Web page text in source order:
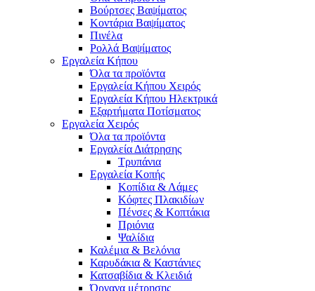
Βούρτσες Βαψίματος
Κοντάρια Βαψίματος
Πινέλα
Ρολλά Βαψίματος
Εργαλεία Κήπου
Όλα τα προϊόντα
Εργαλεία Κήπου Χειρός
Εργαλεία Κήπου Ηλεκτρικά
Εξαρτήματα Ποτίσματος
Εργαλεία Χειρός
Όλα τα προϊόντα
Εργαλεία Διάτρησης
Τρυπάνια
Εργαλεία Κοπής
Κοπίδια & Λάμες
Κόφτες Πλακιδίων
Πένσες & Κοπτάκια
Πριόνια
Ψαλίδια
Καλέμια & Βελόνια
Καρυδάκια & Καστάνιες
Κατσαβίδια & Κλειδιά
Όργανα μέτρησης